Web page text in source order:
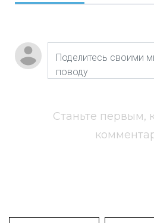
Станьте первым,